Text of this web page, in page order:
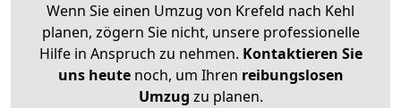
Wenn Sie einen Umzug von Krefeld nach Kehl
planen, zögern Sie nicht, unsere professionelle
Hilfe in Anspruch zu nehmen. Kontaktieren Sie
uns heutenoch, um Ihren reibungslosen
Umzug zu planen.